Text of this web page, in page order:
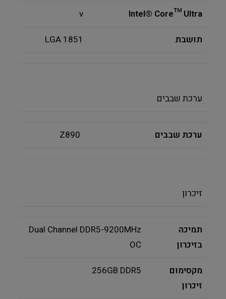
Intel® Core™ Ultra
v
תושבת LGA 1851
ערכת שבבים
ערכת שבבים Z890
זיכרון
תמיכה
בזיכרון
Dual Channel DDR5-9200MHz
OC
מקסימום
זיכרון
256GB DDR5